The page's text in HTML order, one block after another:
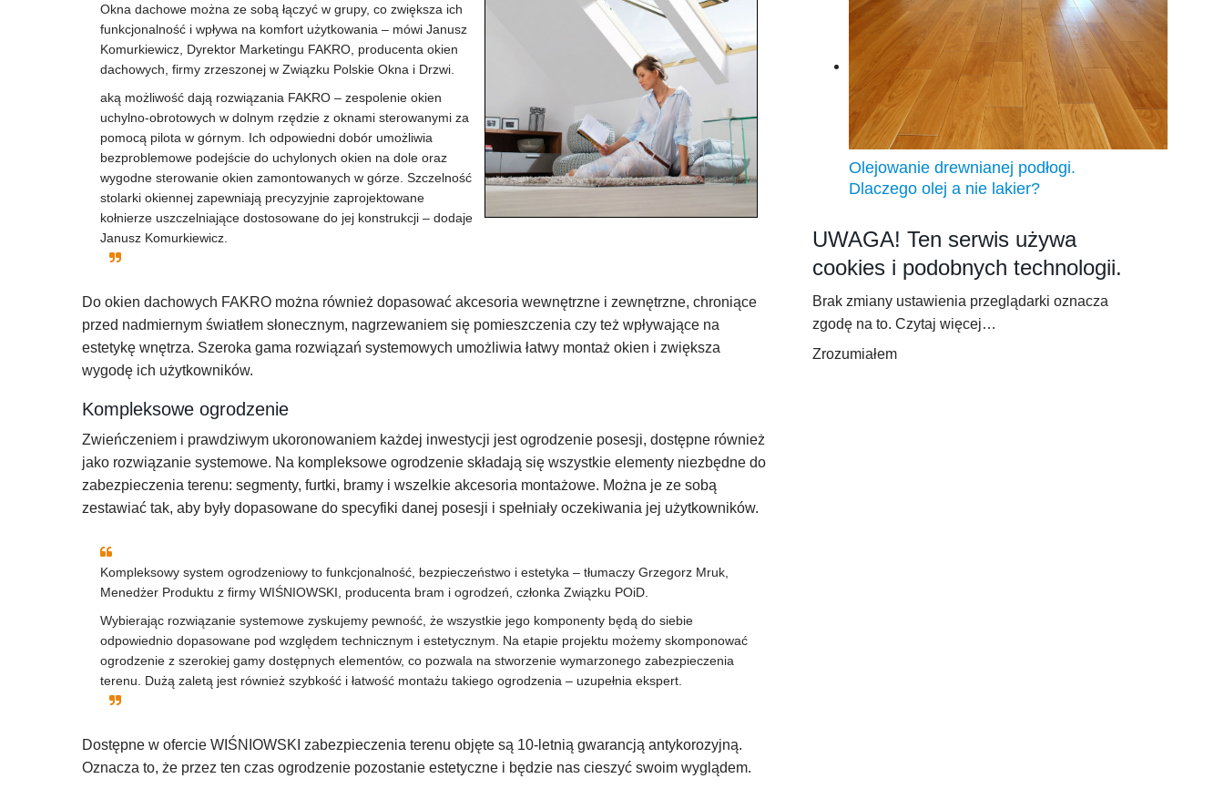
Okna dachowe można ze sobą łączyć w grupy, co zwiększa ich
funkcjonalność i wpływa na komfort użytkowania – mówi Janusz
Komurkiewicz, Dyrektor Marketingu FAKRO, producenta okien
dachowych, firmy zrzeszonej w Związku Polskie Okna i Drzwi.
aką możliwość dają rozwiązania FAKRO – zespolenie okien
uchylno-obrotowych w dolnym rzędzie z oknami sterowanymi za
pomocą pilota w górnym. Ich odpowiedni dobór umożliwia
bezproblemowe podejście do uchylonych okien na dole oraz
wygodne sterowanie okien zamontowanych w górze. Szczelność
stolarki okiennej zapewniają precyzyjnie zaprojektowane
kołnierze uszczelniające dostosowane do jej konstrukcji – dodaje
Janusz Komurkiewicz.
Do okien dachowych FAKRO można również dopasować akcesoria wewnętrzne i zewnętrzne, chroniące
przed nadmiernym światłem słonecznym, nagrzewaniem się pomieszczenia czy też wpływające na
estetykę wnętrza. Szeroka gama rozwiązań systemowych umożliwia łatwy montaż okien i zwiększa
wygodę ich użytkowników.
Kompleksowe ogrodzenie
Zwieńczeniem i prawdziwym ukoronowaniem każdej inwestycji jest ogrodzenie posesji, dostępne również
jako rozwiązanie systemowe. Na kompleksowe ogrodzenie składają się wszystkie elementy niezbędne do
zabezpieczenia terenu: segmenty, furtki, bramy i wszelkie akcesoria montażowe. Można je ze sobą
zestawiać tak, aby były dopasowane do specyfiki danej posesji i spełniały oczekiwania jej użytkowników.
Kompleksowy system ogrodzeniowy to funkcjonalność, bezpieczeństwo i estetyka – tłumaczy Grzegorz Mruk,
Menedżer Produktu z firmy WIŚNIOWSKI, producenta bram i ogrodzeń, członka Związku POiD.
Wybierając rozwiązanie systemowe zyskujemy pewność, że wszystkie jego komponenty będą do siebie
odpowiednio dopasowane pod względem technicznym i estetycznym. Na etapie projektu możemy skomponować
ogrodzenie z szerokiej gamy dostępnych elementów, co pozwala na stworzenie wymarzonego zabezpieczenia
terenu. Dużą zaletą jest również szybkość i łatwość montażu takiego ogrodzenia – uzupełnia ekspert.
Dostępne w ofercie WIŚNIOWSKI zabezpieczenia terenu objęte są 10-letnią gwarancją antykorozyjną.
Oznacza to, że przez ten czas ogrodzenie pozostanie estetyczne i będzie nas cieszyć swoim wyglądem.
Olejowanie drewnianej podłogi.
Dlaczego olej a nie lakier?
UWAGA! Ten serwis używa
cookies i podobnych technologii.
Brak zmiany ustawienia przeglądarki oznacza
zgodę na to. Czytaj więcej…
Zrozumiałem